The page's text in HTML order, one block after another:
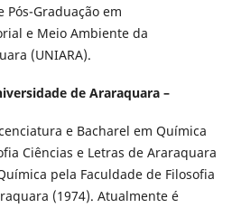
Graduação em
e Meio Ambiente da
(UNIARA).
de Araraquara –
e Bacharel em Química
Ciências e Letras de Araraquara
pela Faculdade de Filosofia
(1974). Atualmente é